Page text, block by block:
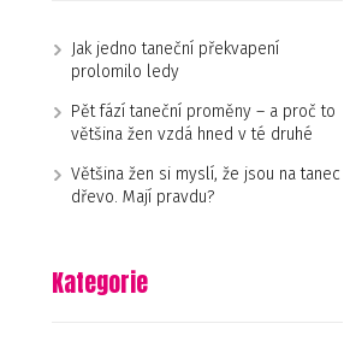
Jak jedno taneční překvapení
prolomilo ledy
Pět fází taneční proměny – a proč to
většina žen vzdá hned v té druhé
Většina žen si myslí, že jsou na tanec
dřevo. Mají pravdu?
Kategorie